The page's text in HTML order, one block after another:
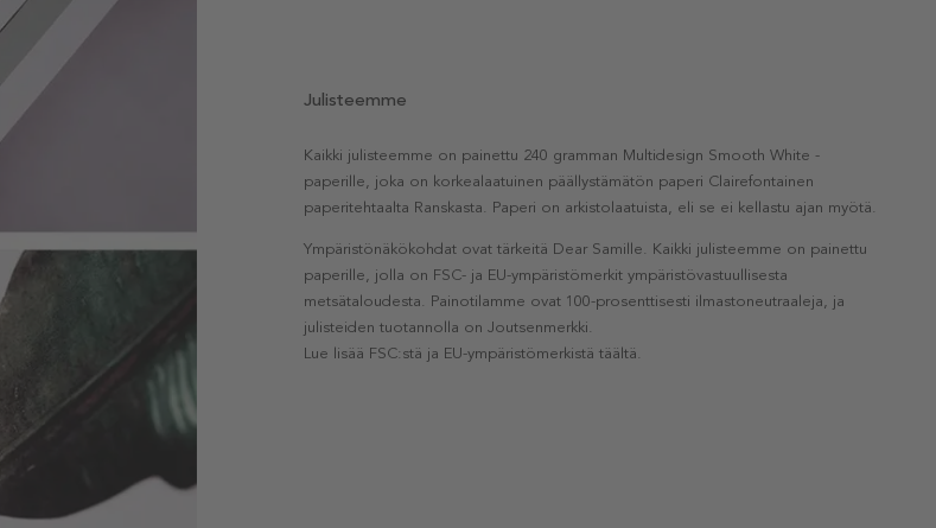
Julisteemme
Kaikki julisteemme on painettu 240 gramman Multidesign Smooth White -
paperille, joka on korkealaatuinen päällystämätön paperi Clairefontainen
paperitehtaalta Ranskasta. Paperi on arkistolaatuista, eli se ei kellastu ajan myötä.
Ympäristönäkökohdat ovat tärkeitä Dear Samille. Kaikki julisteemme on painettu
paperille, jolla on FSC- ja EU-ympäristömerkit ympäristövastuullisesta
metsätaloudesta. Painotilamme ovat 100-prosenttisesti ilmastoneutraaleja, ja
julisteiden tuotannolla on Joutsenmerkki.
Lue lisää FSC:stä ja EU-ympäristömerkistä täältä.